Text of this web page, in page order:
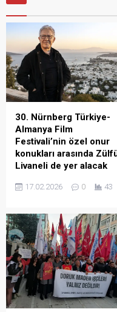
30. Nürnberg Türkiye-
Almanya Film
Festivali’nin özel onur
konukları arasında
Livaneli de yer alacak
Almanya ile Türkiye
arasındaki en önemli kültür-
kabul edilen 30. Nürnberg
Türkiye-Almanya Film
Festivali, 27 Şubat’ta
başlayacak. Etkinliğin özel
konukları arasında Zülfü
Livaneli de yer alacak.
Almanya’da her yıl
kentinde düzenlenen ve iki
17.02.2026 0 43